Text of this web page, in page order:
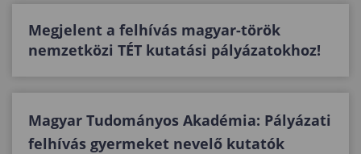
Megjelent a felhívás magyar-török
nemzetközi TÉT kutatási pályázatokhoz!
Magyar Tudományos Akadémia: Pályázati
felhívás gyermeket nevelő kutatók